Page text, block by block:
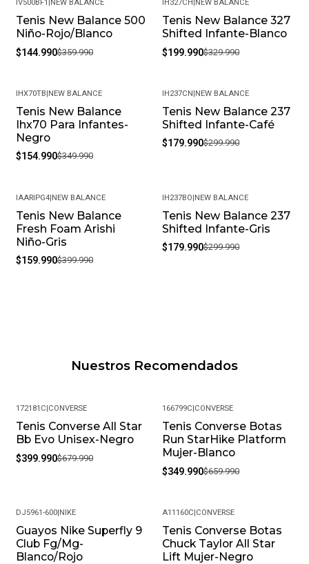
Meses de garantía: 1
Garantía: Por defectos de fábrica
Género: Bebés
Estilo: Urbano
SKU: 772124C_6
-60%
IV500BF1 NEW BALANCE
Tenis New Balance 500
Niño-Rojo/Blanco
$144.990$359.990
-39%
IH327CH NEW BALANCE
Tenis New Balance 327
Shifted Infante-Blanco
$199.990$329.990
-56%
IHX70TB NEW BALANCE
Tenis New Balance
Ihx70 Para Infantes-
Negro
$154.990$349.990
-40%
IH237CN NEW BALANCE
Tenis New Balance 237
Shifted Infante-Café
$179.990$299.990
-60%
IAARIPG4| NEW BALANCE
Tenis New Balance
Fresh Foam Arishi
Niño-Gris
$159.990$399.990
-40%
IH237BO NEW BALANCE
Tenis New Balance 237
Shifted Infante-Gris
$179.990$299.990
Nuestros Recomendados
-41%
172181C CONVERSE
Tenis Converse All Star
Bb Evo Unisex-Negro
$399.990$679.990
-47%
166799C CONVERSE
Tenis Converse Botas
Run StarHike Platform
Mujer-Blanco
$349.990$659.990
-29%
DJ5961-600| NIKE
Guayos Nike Superfly 9
Club Fg/Mg-
Blanco/Rojo
-15%
A11160C CONVERSE
Tenis Converse Botas
Chuck Taylor All Star
Lift Mujer-Negro